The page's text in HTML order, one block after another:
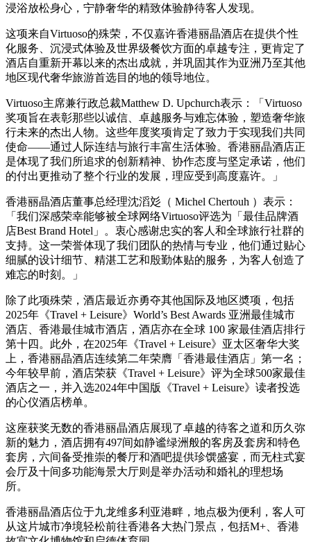
浸浴放松身心，宁静奢华的精致体验静待客人发现。
这项来自Virtuoso的殊荣，不仅嘉许香港丽晶酒店在提供个性
化服务、沉浸式体验及世界级餐饮方面的卓越专注，更肯定了
酒店自重新开幕以来的杰出成就，并巩固其作为亚洲乃至其他
地区现代奢华旅游首选目的地的领导地位。
Virtuoso主席兼行政总裁Matthew D. Upchurch表示：「 Virtuoso
奖项旨在表彰那些以诚信、卓越服务与难忘体验，塑造奢华旅
行未来的杰出人物。这些年度奖项肯定了致力于实现我们共同
使命——通过人际连结与旅行丰富生活体验。香港丽晶酒店正
是体现了我们所追求的创新精神、协作态度与坚定承诺，他们
的付出更推动了整个行业的发展，理应受到高度嘉许。」
香港丽晶酒店董事总经理沈滔彣 （ Michel Chertouh ）表示：
「我们深感荣幸能够被全球网络Virtuoso评选为「最佳品牌酒
店Best Brand Hotel 」。衷心感谢忠实的客人和全球旅行社群的
支持。这一荣誉体现了我们团队的热情与专业，他们通过贴心
细腻的设计细节、精湛工艺和殷勤体贴的服务，为客人创造了
难忘的时刻。」
除了此项殊荣，酒店最近亦勇夺其他国际及地区奬项，包括
2025年《Travel + Leisure》 World’s Best Awards 亚洲最佳城市
酒店、香港最佳城市酒店，酒店亦在全球 100 家最佳酒店排行
第十四。此外，在2025年《Travel + Leisure》亚太区奢华大奖
上，香港丽晶酒店连续第二年荣膺「香港最佳酒店」第一名；
今年较早前，酒店荣获《Travel + Leisure》评为全球500家最佳
酒店之一，并入选2024年中国版《Travel + Leisure》读者投选
的心仪酒店榜单。
这座获奖无数的香港丽晶酒店展现了卓越的待客之道和历久弥
新的魅力，酒店拥有497间如静谧绿洲般的客房及套房和特色
套房，六间备受推崇的餐厅和酒吧提供珍馔盛宴，而无柱式宴
会厅及十间多功能海景大厅则是举办活动和婚礼的理想场
所。
香港丽晶酒店位于九龙维多利亚港畔，地点极为便利，客人可
从这片城市净境轻松前往香港各大热门景点，包括M+ 、香港